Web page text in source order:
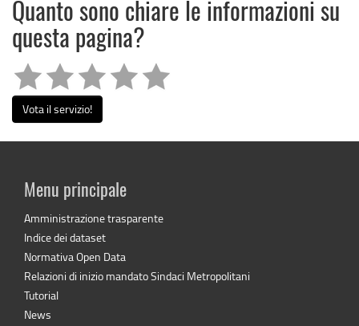
Quanto sono chiare le informazioni su
questa pagina?
Vota il servizio!
Menu principale
Amministrazione trasparente
Indice dei dataset
Normativa Open Data
Relazioni di inizio mandato Sindaci Metropolitani
Tutorial
News